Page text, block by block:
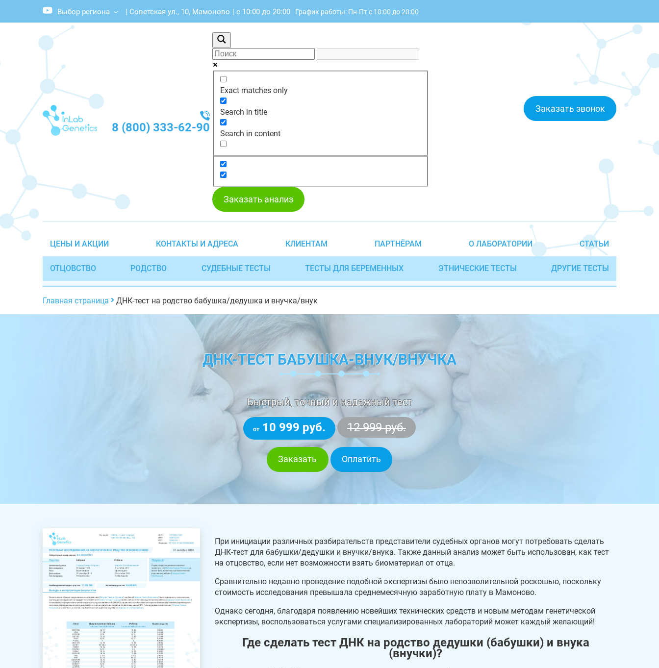
Выбор региона | Советская ул., 10, Мамоново | с 10:00 до 20:00 График работы: Пн-Пт с 10:00 до 20:00
8 (800) 333-62-90
Exact matches only
Search in title
Search in content
Заказать звонок
Заказать анализ
ЦЕНЫ И АКЦИИ КОНТАКТЫ И АДРЕСА КЛИЕНТАМ ПАРТНЁРАМ О ЛАБОРАТОРИИ СТАТЬИ
ОТЦОВСТВО РОДСТВО СУДЕБНЫЕ ТЕСТЫ ТЕСТЫ ДЛЯ БЕРЕМЕННЫХ ЭТНИЧЕСКИЕ ТЕСТЫ ДРУГИЕ ТЕСТЫ
Главная страница ДНК-тест на родство бабушка/дедушка и внучка/внук
ДНК-ТЕСТ БАБУШКА-ВНУК/ВНУЧКА
Быстрый, точный и надежный тест
от 10 999 руб. 12 999 руб.
Заказать Оплатить
При инициации различных разбирательств представители судебных органов могут потребовать сделать
ДНК-тест для бабушки/дедушки и внучки/внука. Также данный анализ может быть использован, как тест
на отцовство, если нет возможности взять биоматериал от отца.
Сравнительно недавно проведение подобной экспертизы было непозволительной роскошью, поскольку
стоимость исследования превышала среднемесячную заработную плату в Мамоново.
Однако сегодня, благодаря появлению новейших технических средств и новым методам генетической
экспертизы, воспользоваться услугами специализированных лабораторий может каждый желающий!
Где сделать тест ДНК на родство дедушки (бабушки) и внука
(внучки)?